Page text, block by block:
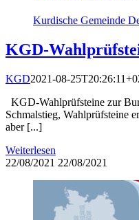
Kurdische Gemeinde
KGD-
KGD2021-08-
KGD-Wahlprüfsteine zur
Schmalstieg, Wahlprüfsteine
aber [...]
Weiterlesen
22/08/2021 22/08/2021